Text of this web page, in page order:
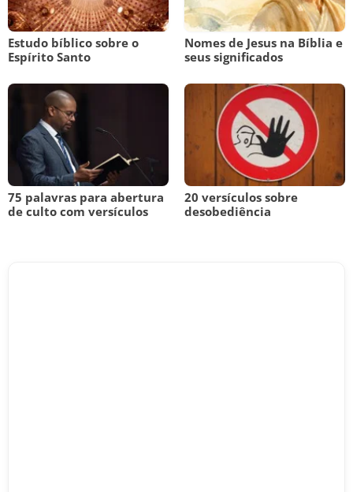
Estudo bíblico sobre o
Espírito Santo
Nomes de Jesus na Bíblia e
seus significados
75 palavras para abertura
de culto com versículos
20 versículos sobre
desobediência